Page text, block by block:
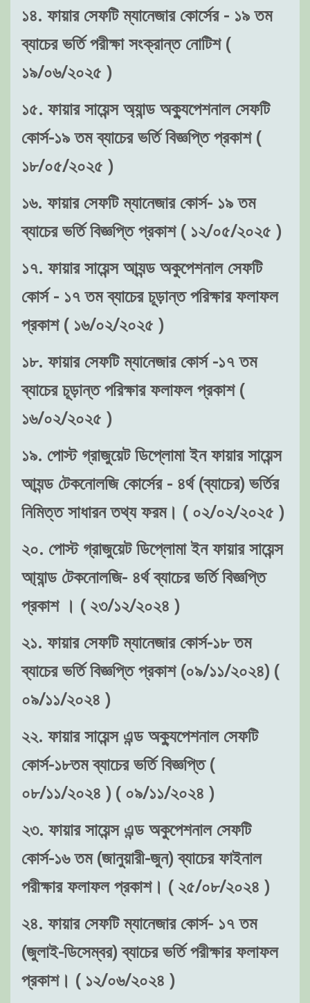
১৪. ফায়ার সেফটি ম্যানেজার কোর্সের - ১৯ তম
ব্যাচের ভর্তি পরীক্ষা সংক্রান্ত নোটিশ (
১৯/০৬/২০২৫ )
১৫. ফায়ার সায়েন্স অ্যান্ড অক্যুপেশনাল সেফটি
কোর্স-১৯ তম ব্যাচের ভর্তি বিজ্ঞপ্তি প্রকাশ (
১৮/০৫/২০২৫ )
১৬. ফায়ার সেফটি ম্যানেজার কোর্স- ১৯ তম
ব্যাচের ভর্তি বিজ্ঞপ্তি প্রকাশ ( ১২/০৫/২০২৫ )
১৭. ফায়ার সায়েন্স আ্যন্ড অকুপেশনাল সেফটি
কোর্স - ১৭ তম ব্যাচের চূড়ান্ত পরিক্ষার ফলাফল
প্রকাশ ( ১৬/০২/২০২৫ )
১৮. ফায়ার সেফটি ম্যানেজার কোর্স -১৭ তম
ব্যাচের চূড়ান্ত পরিক্ষার ফলাফল প্রকাশ (
১৬/০২/২০২৫ )
১৯. পোস্ট গ্রাজুয়েট ডিপ্লোমা ইন ফায়ার সায়েন্স
আ্যন্ড টেকনোলজি কোর্সের - ৪র্থ (ব্যাচের) ভর্তির
নিমিত্ত সাধারন তথ্য ফরম। ( ০২/০২/২০২৫ )
২০. পোস্ট গ্রাজুয়েট ডিপ্লোমা ইন ফায়ার সায়েন্স
আ্যান্ড টেকনোলজি- ৪র্থ ব্যাচের ভর্তি বিজ্ঞপ্তি
প্রকাশ । ( ২৩/১২/২০২৪ )
২১. ফায়ার সেফটি ম্যানেজার কোর্স-১৮ তম
ব্যাচের ভর্তি বিজ্ঞপ্তি প্রকাশ (০৯/১১/২০২৪) (
০৯/১১/২০২৪ )
২২. ফায়ার সায়েন্স এন্ড অক্যুপেশনাল সেফটি
কোর্স-১৮তম ব্যাচের ভর্তি বিজ্ঞপ্তি (
০৮/১১/২০২৪ ) ( ০৯/১১/২০২৪ )
২৩. ফায়ার সায়েন্স এন্ড অকুপেশনাল সেফটি
কোর্স-১৬ তম (জানুয়ারী-জুন) ব্যাচের ফাইনাল
পরীক্ষার ফলাফল প্রকাশ। ( ২৫/০৮/২০২৪ )
২৪. ফায়ার সেফটি ম্যানেজার কোর্স- ১৭ তম
(জুলাই-ডিসেম্বর) ব্যাচের ভর্তি পরীক্ষার ফলাফল
প্রকাশ। ( ১২/০৬/২০২৪ )